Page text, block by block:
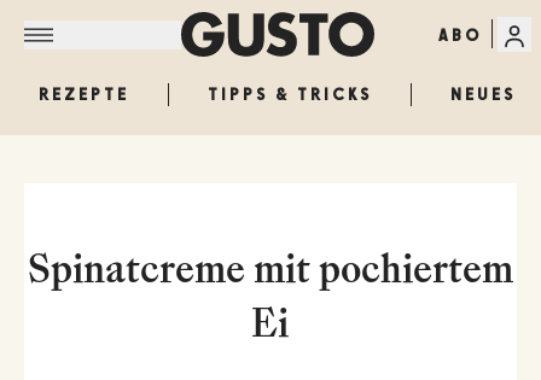
ABO
REZEPTE TIPPS & TRICKS NEUES
Spinatcreme mit pochiertem
Ei